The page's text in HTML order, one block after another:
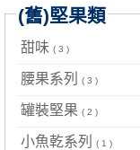
(舊)堅果類
甜味 ( 3 )
腰果系列 ( 3 )
罐裝堅果 ( 2 )
小魚乾系列 ( 1 )